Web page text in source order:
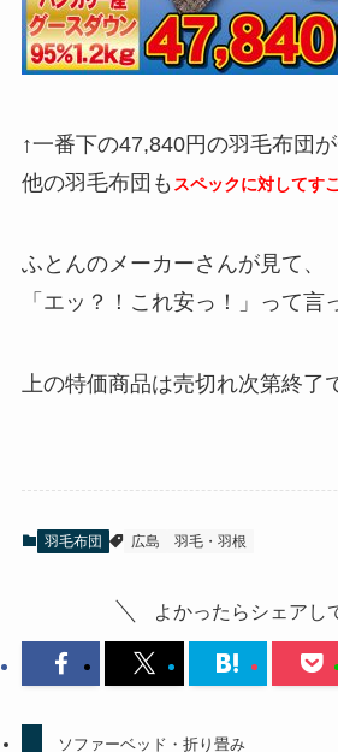
↑一番下の47,840円の羽毛布団が
他の羽毛布団も スペックに対してす
ふとんのメーカーさんが見て、
「エッ？！これ安っ！」って言
上の特価商品は売切れ次第終了
羽毛布団 広島 羽毛・羽根
よかったらシェアし
ソファーベッド・折り畳み